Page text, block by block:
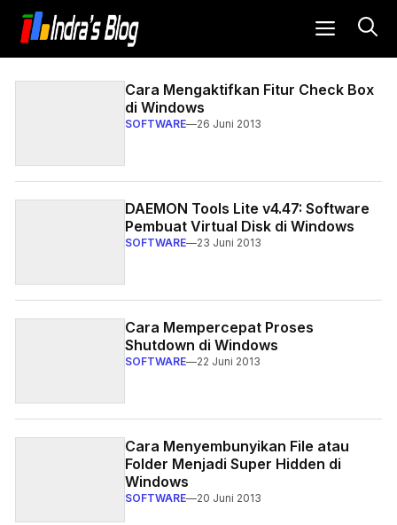
Langsung
isi Indra's Blog - Blog Berbagi MENU
Cara Mengaktifkan Fitur Check Box
di Windows
SOFTWARE—26 Juni 2013
DAEMON Tools Lite v4.47: Software
Pembuat Virtual Disk di Windows
SOFTWARE—23 Juni 2013
Cara Mempercepat Proses
Shutdown di Windows
SOFTWARE—22 Juni 2013
Cara Menyembunyikan File atau
Folder Menjadi Super Hidden di
Windows
SOFTWARE—20 Juni 2013